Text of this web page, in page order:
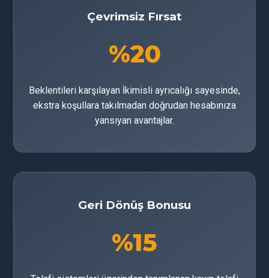
Çevrimsiz Fırsat
%20
Beklentileri karşılayan İkimisli ayrıcalığı sayesinde,
ekstra koşullara takılmadan doğrudan hesabınıza
yansıyan avantajlar.
Geri Dönüş Bonusu
%15